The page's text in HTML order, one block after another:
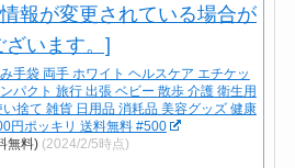
手袋 両手 ホワイト ヘルスケア エチケッ
パクト 旅行 出張 ベビー 散歩 介護 衛生用
捨て 雑貨 日用品 消耗品 美容グッズ 健康
円ポッキリ 送料無料 #500
無料) (2024/2/5時点)